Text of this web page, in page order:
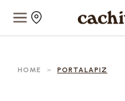
HOME > PORTALAPIZ